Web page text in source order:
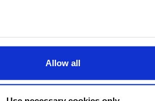
Allow all
την εκτεταμένη του γνώση πάνω στα
Αυστραλίας.
Μεγαλακάκης συνεχίζει να ενημερώνει
παραδίδοντας μαθήματα παραδοσιακών